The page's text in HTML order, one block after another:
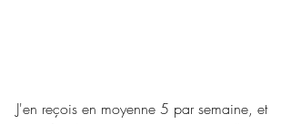
J'en reçois en moyenne 5 par semaine, et